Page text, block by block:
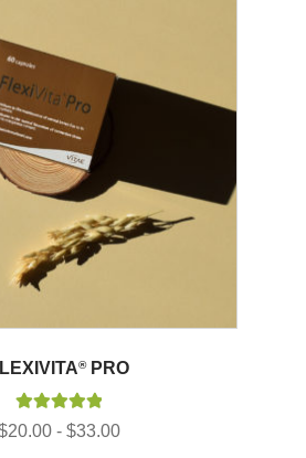
®PRO
Valorado con
20.00 - $33.00Rango